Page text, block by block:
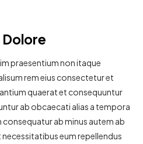
Dolore
praesentium non itaque
rem eius consectetur et
quaerat et consequuntur
ab obcaecati alias a tempora
ab minus autem ab
eum repellendus